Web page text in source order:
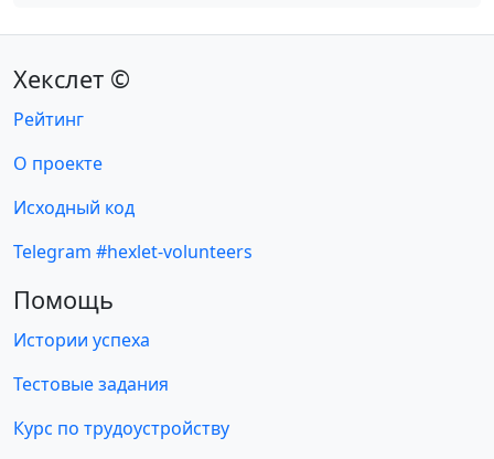
Хекслет ©
Рейтинг
О проекте
Исходный код
Telegram #hexlet-volunteers
Помощь
Истории успеха
Тестовые задания
Курс по трудоустройству